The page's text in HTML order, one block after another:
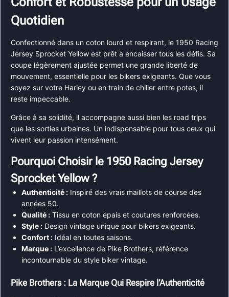
Quotidien
Confectionné dans un coton lourd et respirant, le 1950 Racing
Jersey Sprocket Yellow est prêt à encaisser tous les défis. Sa
coupe légèrement ajustée permet une grande liberté de
mouvement, essentielle pour les bikers exigeants. Que vous
soyez sur votre Harley ou en train de chiller entre potes, il
reste impeccable.
Grâce à sa solidité, il accompagne aussi bien les road trips
que les sorties urbaines. Un indispensable pour tous ceux qui
vivent leur passion intensément.
Pourquoi Choisir le 1950 Racing Jersey
Sprocket Yellow ?
Authenticité : Inspiré des vrais maillots de course des
années 50.
Qualité : Tissu en coton épais et coutures renforcées.
Style : Design vintage unique pour bikers exigeants.
Confort : Idéal en toutes saisons.
Marque : L’excellence de Pike Brothers, référence
incontournable du style biker vintage.
Pike Brothers : La Marque Qui Respire l’Authenticité